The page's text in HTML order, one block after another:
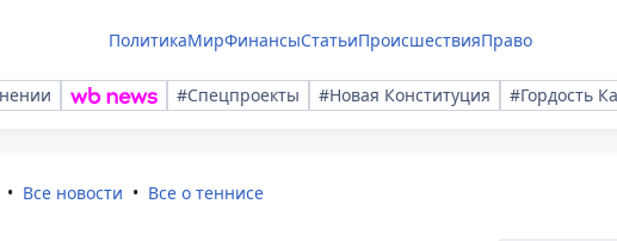
ПолитикаМирФинансыСтатьиПроисшествияПраво
#Спецпроекты #Новая Конституция #Гордость
Все новости Все о теннисе